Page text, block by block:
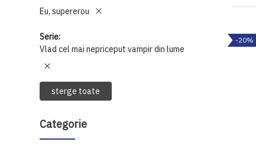
Eu, supererou
Serie
Vlad cel mai nepriceput vampir din lume
sterge toate
Categorie
-20%